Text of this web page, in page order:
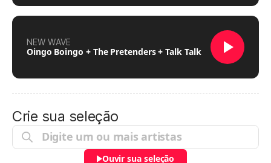
NEW WAVE
Oingo Boingo + The Pretenders + Talk Talk
Crie sua seleção
Ouvir sua seleção